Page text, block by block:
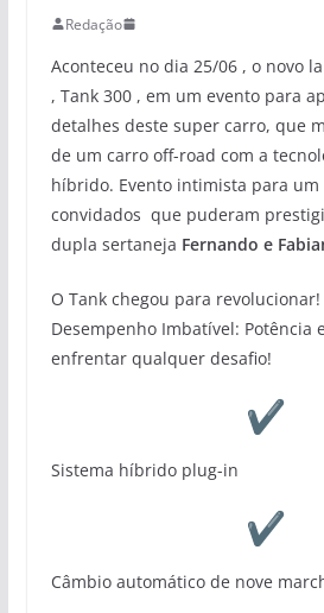
Redação
Aconteceu no dia 25/06 , o novo
, Tank 300 , em um evento para
detalhes deste super carro, que
de um carro off-road com a
híbrido. Evento intimista para
convidados que puderam
dupla sertaneja Fernando e
O Tank chegou para revolucionar!
Desempenho Imbatível: Potência
enfrentar qualquer desafio!
Sistema híbrido plug-in
Câmbio automático de nove